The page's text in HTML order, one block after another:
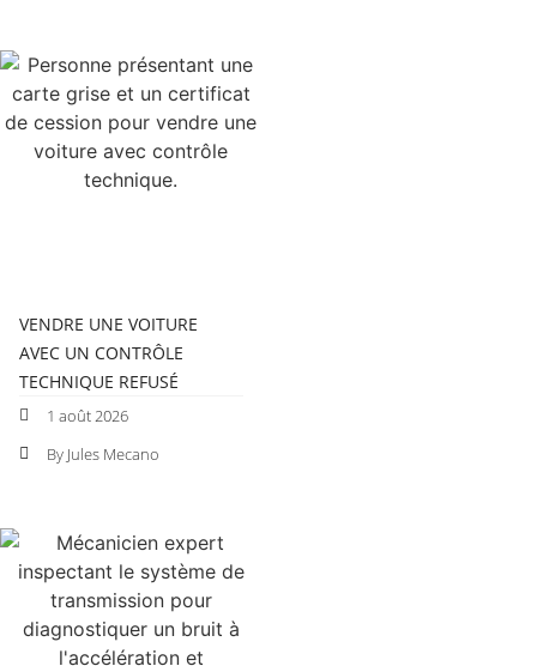
VENDRE UNE VOITURE
AVEC UN CONTRÔLE
TECHNIQUE REFUSÉ
1 août 2026
By Jules Mecano